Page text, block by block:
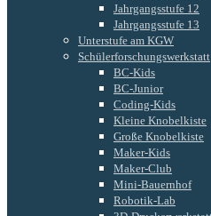
Jahrgangsstufe 12
Jahrgangsstufe 13
Unterstufe am KGW
Schülerforschungswerkstatt
BC-Kids
BC-Junior
Coding-Kids
Kleine Knobelkiste
Große Knobelkiste
Maker-Kids
Maker-Club
Mini-Bauernhof
Robotik-Lab